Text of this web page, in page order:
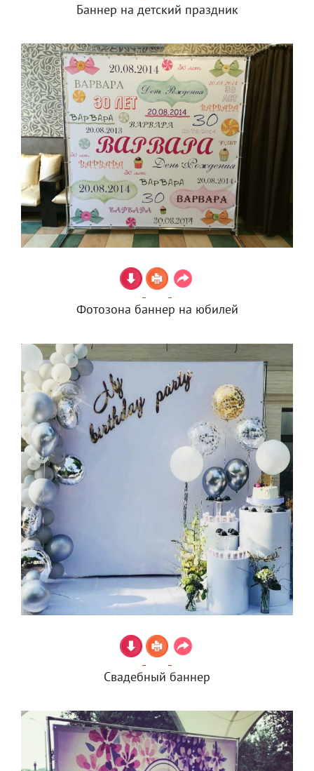
Баннер на детский праздник
Фотозона баннер на юбилей
Свадебный баннер